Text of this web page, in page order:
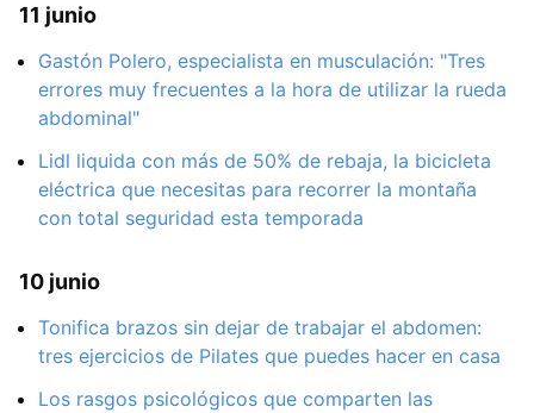
11 junio
Gastón Polero, especialista en musculación: "Tres
errores muy frecuentes a la hora de utilizar la rueda
abdominal"
Lidl liquida con más de 50% de rebaja, la bicicleta
eléctrica que necesitas para recorrer la montaña
con total seguridad esta temporada
10 junio
Tonifica brazos sin dejar de trabajar el abdomen:
tres ejercicios de Pilates que puedes hacer en casa
Los rasgos psicológicos que comparten las